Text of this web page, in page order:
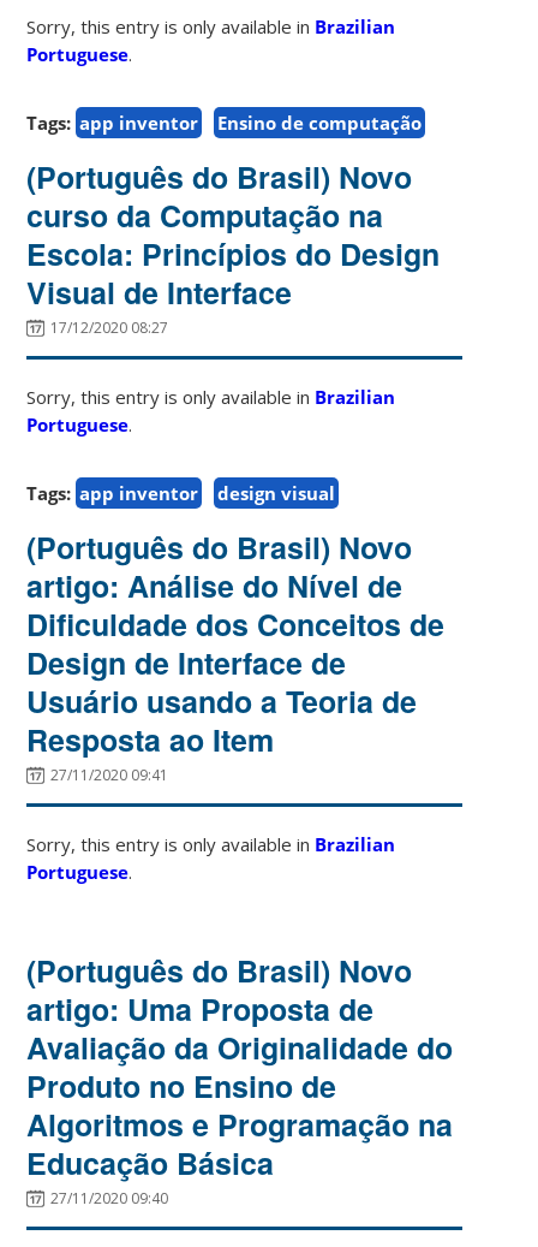
Sorry, this entry is only available in Brazilian
Portuguese.
Tags: app inventor Ensino de computação
(Português do Brasil) Novo
curso da Computação na
Escola: Princípios do Design
Visual de Interface
17/12/2020 08:27
Sorry, this entry is only available in Brazilian
Portuguese.
Tags: app inventor design visual
(Português do Brasil) Novo
artigo: Análise do Nível de
Dificuldade dos Conceitos de
Design de Interface de
Usuário usando a Teoria de
Resposta ao Item
27/11/2020 09:41
Sorry, this entry is only available in Brazilian
Portuguese.
(Português do Brasil) Novo
artigo: Uma Proposta de
Avaliação da Originalidade do
Produto no Ensino de
Algoritmos e Programação na
Educação Básica
27/11/2020 09:40